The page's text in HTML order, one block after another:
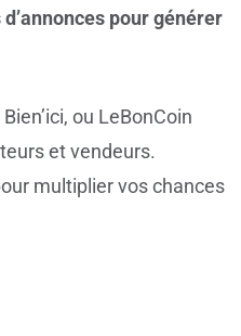
pour générer
ou LeBonCoin
et vendeurs.
multiplier vos chances